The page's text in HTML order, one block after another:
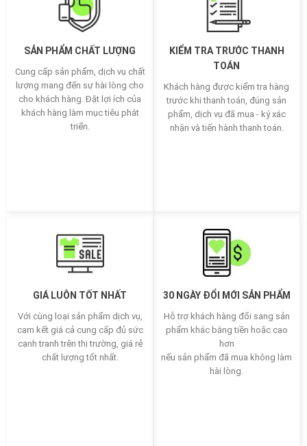
SẢN PHẨM CHẤT LƯỢNG
Cung cấp sản phẩm, dịch vụ chất
lượng mang đến sự hài lòng cho
cho khách hàng. Đặt lợi ích của
khách hàng làm mục tiêu phát
triển.
KIỂM TRA TRƯỚC THANH
TOÁN
Khách hàng được kiểm tra hàng
trước khi thanh toán, đúng sản
phẩm, dịch vụ đã mua - ký xác
nhận và tiến hành thanh toán.
GIÁ LUÔN TỐT NHẤT
Với cùng loại sản phẩm dịch vụ,
cam kết giá cả cung cấp đủ sức
cạnh tranh trên thị trường, giá rẻ
chất lượng tốt nhất.
30 NGÀY ĐỔI MỚI SẢN PHẨM
Hỗ trợ khách hàng đổi sang sản
phẩm khác bằng tiền hoặc cao
hơn
nếu sản phẩm đã mua không làm
hài lòng.